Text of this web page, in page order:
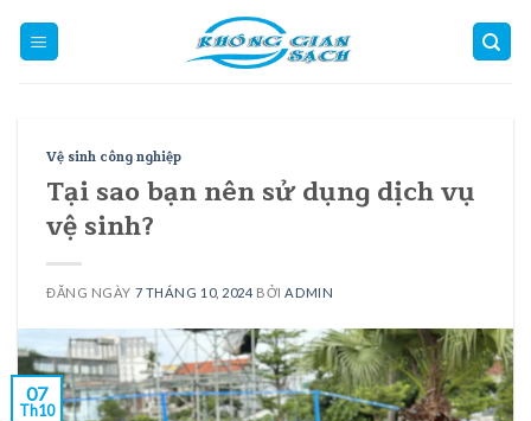
Vệ sinh công nghiệp
Tại sao bạn nên sử dụng dịch vụ
vệ sinh?
ĐĂNG NGÀY 7 THÁNG 10, 2024 BỞI ADMIN
07
Th10